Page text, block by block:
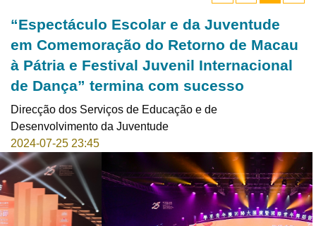
“Espectáculo Escolar e da Juventude
em Comemoração do Retorno de Macau
à Pátria e Festival Juvenil Internacional
de Dança” termina com sucesso
Direcção dos Serviços de Educação e de
Desenvolvimento da Juventude
2024-07-25 23:45